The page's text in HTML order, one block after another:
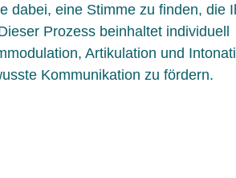
dabei, eine Stimme zu finden, die
Prozess beinhaltet individuell
Artikulation und
Kommunikation zu fördern.